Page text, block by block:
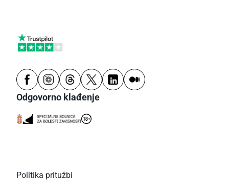
Odgovorno klađenje
Politika pritužbi